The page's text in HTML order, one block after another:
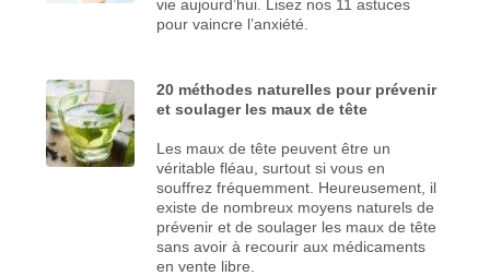
vie aujourd’hui. Lisez nos 11 astuces
pour vaincre l’anxiété.
20 méthodes naturelles pour prévenir
et soulager les maux de tête
Les maux de tête peuvent être un
véritable fléau, surtout si vous en
souffrez fréquemment. Heureusement, il
existe de nombreux moyens naturels de
prévenir et de soulager les maux de tête
sans avoir à recourir aux médicaments
en vente libre.